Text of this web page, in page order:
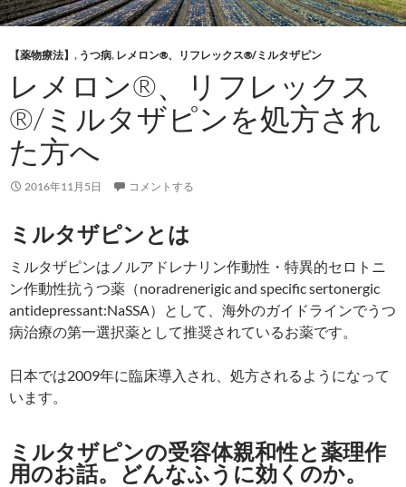
【薬物療法】 , うつ病, レメロン®、リフレックス®/ミルタザピン
レメロン®、リフレックス
®/ミルタザピンを処方され
た方へ
2016年11月5日 コメントする
ミルタザピンとは
ミルタザピンはノルアドレナリン作動性・特異的セロトニ
ン作動性抗うつ薬（noradrenerigic and specific sertonergic
antidepressant:NaSSA）として、海外のガイドラインでうつ
病治療の第一選択薬として推奨されているお薬です。
日本では2009年に臨床導入され、処方されるようになって
います。
ミルタザピンの受容体親和性と薬理作
用のお話。どんなふうに効くのか。